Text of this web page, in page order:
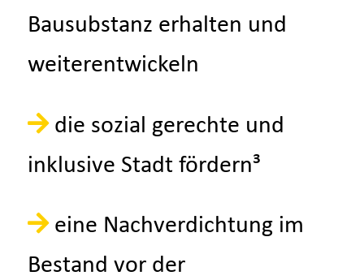
Bausubstanz erhalten und
weiterentwickeln
die sozial gerechte und
inklusive Stadt fördern³
eine Nachverdichtung im
Bestand vor der